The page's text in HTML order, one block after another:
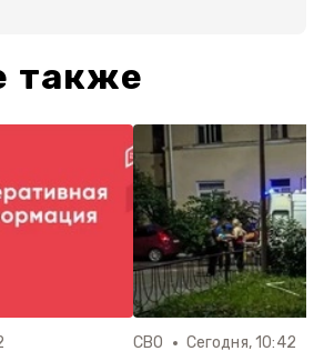
также
СВО Сегодня, 10:42